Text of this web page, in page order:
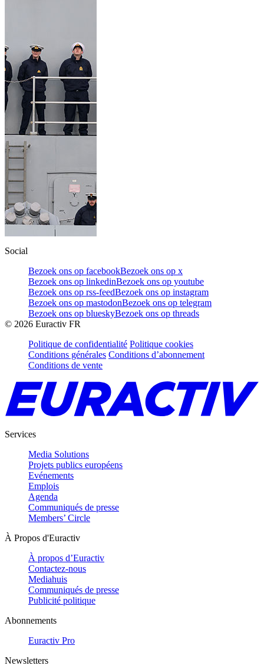
Social
Bezoek ons op facebookBezoek ons op x
Bezoek ons op linkedinBezoek ons op youtube
Bezoek ons op rss-feedBezoek ons op instagram
Bezoek ons op mastodonBezoek ons op telegram
Bezoek ons op blueskyBezoek ons op threads
© 2026 Euractiv FR
Politique de confidentialité Politique cookies
Conditions générales Conditions d’abonnement
Conditions de vente
Services
Media Solutions
Projets publics européens
Evénements
Emplois
Agenda
Communiqués de presse
Members’ Circle
À Propos d'Euractiv
À propos d’Euractiv
Contactez-nous
Mediahuis
Communiqués de presse
Publicité politique
Abonnements
Euractiv Pro
Newsletters